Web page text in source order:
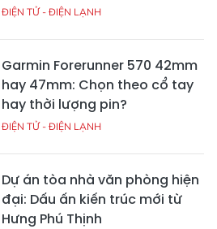
ĐIỆN TỬ - ĐIỆN LẠNH
Garmin Forerunner 570 42mm
hay 47mm: Chọn theo cổ tay
hay thời lượng pin?
ĐIỆN TỬ - ĐIỆN LẠNH
Dự án tòa nhà văn phòng hiện
đại: Dấu ấn kiến trúc mới từ
Hưng Phú Thịnh